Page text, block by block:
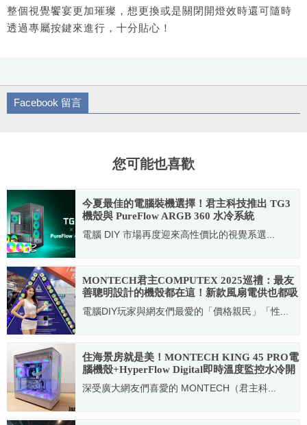
整個視覺饗宴更加璀璨，想更換或是關閉開燈效時還可隨時
透過專屬按鍵來進行，十分貼心！
Facebook 留言
您可能也喜歡
今夏最佳的電腦裝機選擇！君主科技推出 TG3
機殼與 PureFlow ARGB 360 水冷系統
電腦 DIY 市場再度迎來高性價比的視覺系選...
2026.06.22
MONTECH君主COMPUTEX 2025巡禮：最友
善聰明設計的機殼都在這！新款風扇電供也都吸
睛
電腦DIY玩家與網友們最愛的「價格親民」「性...
2025.05.23
住海景房就是美！MONTECH KING 45 PRO電
腦機殼+HyperFlow Digital即時溫度監控水冷開
箱使用分享
深受廣大網友們喜愛的 MONTECH（君主科...
2025.11.12